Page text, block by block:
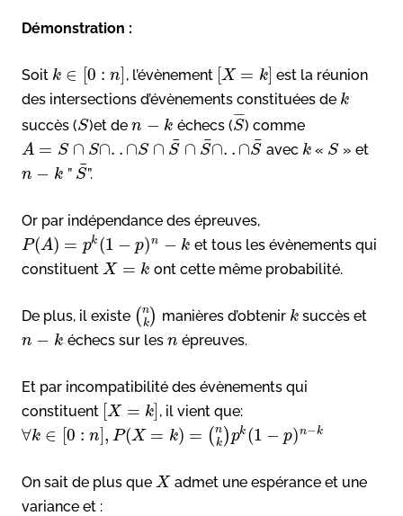
Démonstration :
Soit k ∈ 0 : n , l’évènement X = k] est la réunion
des intersections d’évènements constituées de k
succès (S)et den − k échecs (S
¯¯
¯) comme
A = S ∩ S∩. . ∩S ∩ S
¯ ∩ S
¯∩. . ∩S
¯ avec k« S» et
n − k ” S
¯”.
Or par indépendance des épreuves,
P(A) = pk (1 − p)n − k et tous les évènements qui
constituent X = k ont cette même probabilité.
De plus, il existe ( n
k) manières d’obtenir ksuccès et
n − k échecs sur les n épreuves.
Et par incompatibilité des évènements qui
constituent [X = k] , il vient que:
∀k ∈ [0 : n], P(X = k) = ( n
k )pk (1 − p)n−k
On sait de plus que Xadmet une espérance et une
variance et :